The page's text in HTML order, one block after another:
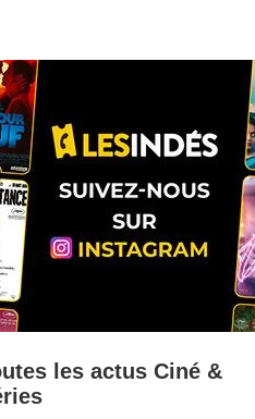
les actus Ciné &